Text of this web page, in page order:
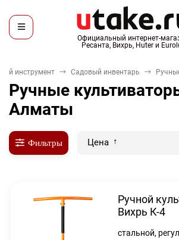
Официальный интернет-
Ресанта, Вихрь, Huter и
инструмент Садовый инвентарь
Ручные
Алматы
Фильтры Цена
Ручной
Вихрь К-4
стальной,